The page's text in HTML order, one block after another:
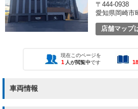
〒444-0938
愛知県岡崎市
店舗マップ
現在このページを
1 人が閲覧中です
車両情報